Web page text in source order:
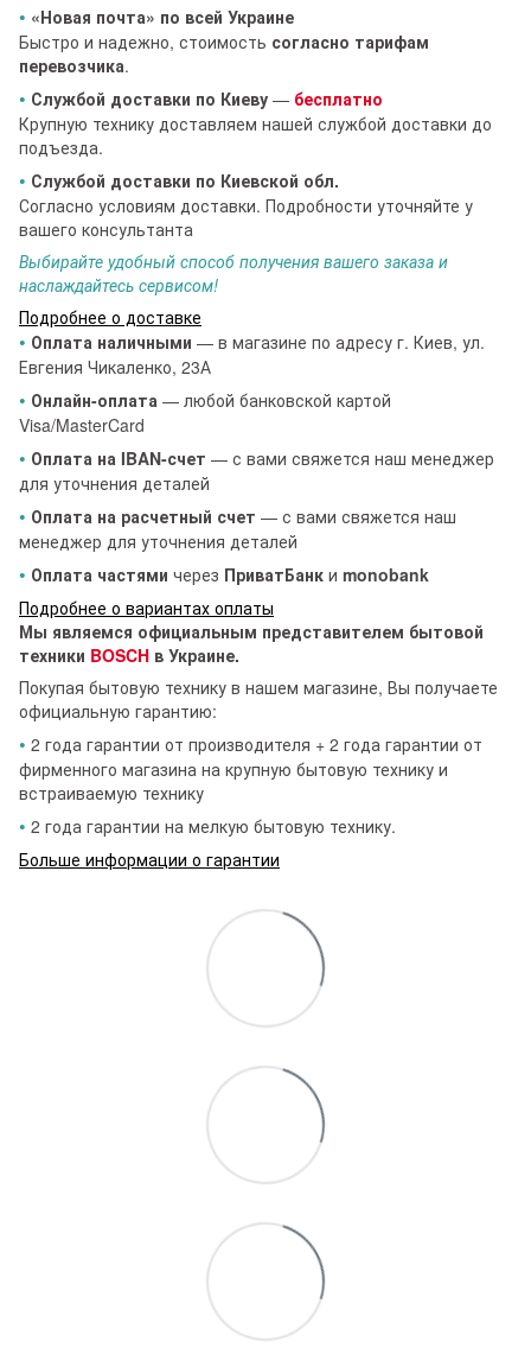
• «Новая почта» по всей Украине
Быстро и надежно, стоимость согласно тарифам
перевозчика.
• Службой доставки по Киеву — бесплатно
Крупную технику доставляем нашей службой доставки до
подъезда.
• Службой доставки по Киевской обл.
Согласно условиям доставки. Подробности уточняйте у
вашего консультанта
Выбирайте удобный способ получения вашего заказа и
наслаждайтесь сервисом!
Подробнее о доставке
• Оплата наличными — в магазине по адресу г. Киев, ул.
Евгения Чикаленко, 23А
• Онлайн-оплата — любой банковской картой
Visa/MasterCard
• Оплата на IBAN-счет — с вами свяжется наш менеджер
для уточнения деталей
• Оплата на расчетный счет — с вами свяжется наш
менеджер для уточнения деталей
• Оплата частями через ПриватБанк и monobank
Подробнее о вариантах оплаты
Мы являемся официальным представителем бытовой
техники BOSCH в Украине.
Покупая бытовую технику в нашем магазине, Вы получаете
официальную гарантию:
• 2 года гарантии от производителя + 2 года гарантии от
фирменного магазина на крупную бытовую технику и
встраиваемую технику
• 2 года гарантии на мелкую бытовую технику.
Больше информации о гарантии